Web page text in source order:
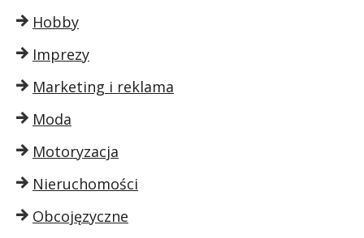
Hobby
Imprezy
Marketing i reklama
Moda
Motoryzacja
Nieruchomości
Obcojęzyczne